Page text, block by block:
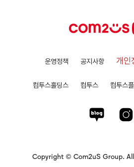
운영정책 공지사항 개인
컴투스홀딩스 컴투스 컴투스
Copyright © Com2uS Group.